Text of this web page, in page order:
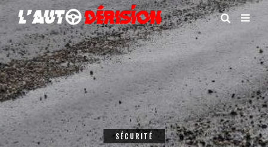
SÉCURITÉ